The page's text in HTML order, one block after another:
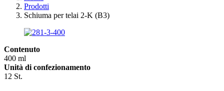
Prodotti
Schiuma per telai 2-K (B3)
Contenuto
400 ml
Unità di confezionamento
12 St.